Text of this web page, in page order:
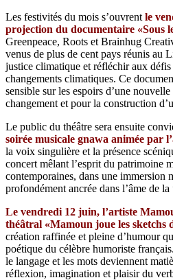
Les festivités du mois s’ouvrent le
projection du documentaire «Sous
Greenpeace, Roots et Brainhug
venus de plus de cent pays réunis au
justice climatique et réfléchir aux
changements climatiques. Ce
sensible sur les espoirs d’une
changement et pour la construction
Le public du théâtre sera ensuite
soirée musicale gnawa animée par
la voix singulière et la présence
concert mêlant l’esprit du patrimoine
contemporaines, dans une immersion
profondément ancrée dans l’âme de
Le vendredi 12 juin, l’artiste
théâtral «Mamoun joue les sketchs
création raffinée et pleine d’humour
poétique du célèbre humoriste
le langage et les mots deviennent
réflexion, imagination et plaisir du